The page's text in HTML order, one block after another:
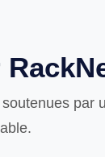
par